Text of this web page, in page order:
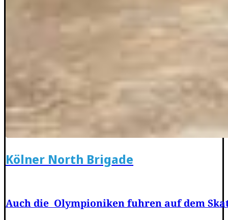
Kölner North Brigade
Auch die Olympioniken fuhren auf dem